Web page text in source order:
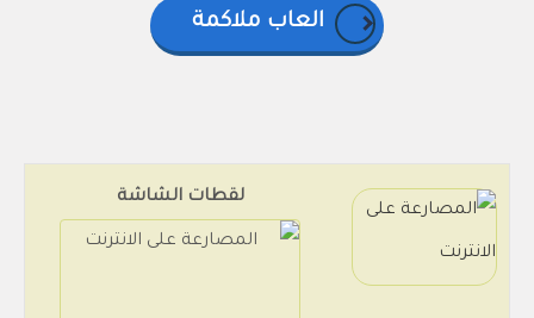
العاب ملاكمة
لقطات الشاشة